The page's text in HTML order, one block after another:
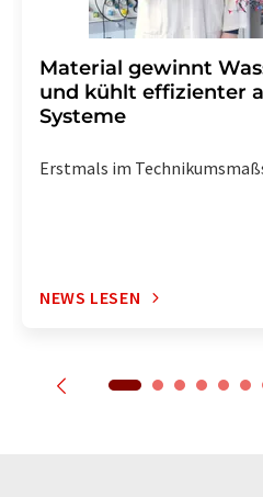
Material gewinnt
und kühlt effizienter
Systeme
Erstmals im
NEWS LESEN